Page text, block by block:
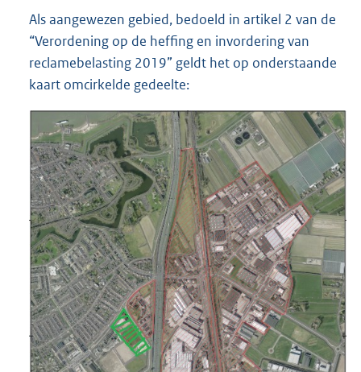
Als aangewezen gebied, bedoeld in artikel 2 van de
“Verordening op de heffing en invordering van
reclamebelasting 2019” geldt het op onderstaande
kaart omcirkelde gedeelte: